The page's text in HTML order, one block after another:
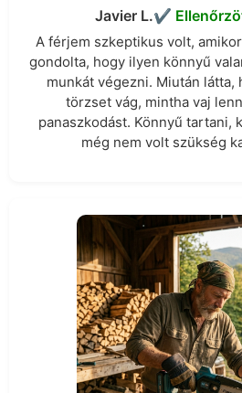
Javier L.✔︎
A férjem szkeptikus volt,
gondolta, hogy ilyen könnyű
munkát végezni. Miután látta,
törzset vág, mintha vaj
panaszkodást. Könnyű tartani,
még nem volt szükség